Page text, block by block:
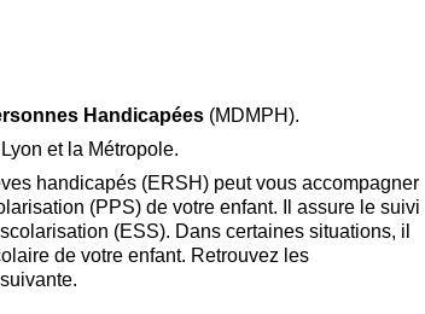
Handicapées (MDMPH).
et la Métropole.
handicapés (ERSH) peut vous accompagner
(PPS) de votre enfant. Il assure le suivi
(ESS). Dans certaines situations, il
de votre enfant. Retrouvez les